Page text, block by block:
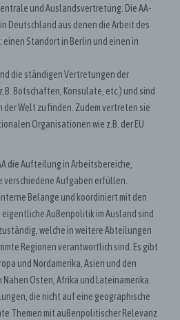
und Auslandsvertretung. Die AA-
Deutschland aus denen die Arbeit des
Standort in Berlin und einen in
die ständigen Vertretungen der
Botschaften, Konsulate, etc.) und sind
Welt zu finden. Zudem vertreten sie
Organisationen wie z.B. der EU
die Aufteilung in Arbeitsbereiche,
verschiedene Aufgaben erfüllen.
Belange und koordiniert mit den
Außenpolitik im Ausland sind
welche in weitere Abteilungen
Regionen verantwortlich sind. Es gibt
und Nordamerika, Asien und den
Nahen Osten, Afrika und Lateinamerika.
die nicht auf eine geographische
Themen mit außenpolitischer Relevanz